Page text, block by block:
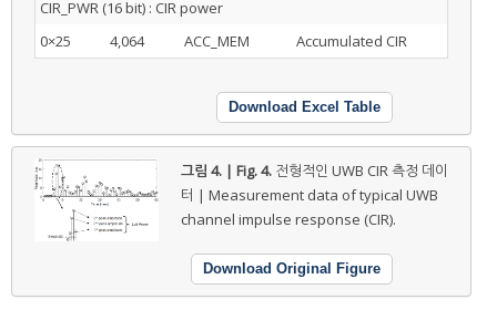
CIR_PWR (16 bit) : CIR power
0×25
4,064 ACC_MEM Accumulated CIR
Download Excel Table
그림 4. | Fig. 4. 전형적인 UWB CIR 측정 데이
터 | Measurement data of typical UWB
channel impulse response (CIR).
Download Original Figure